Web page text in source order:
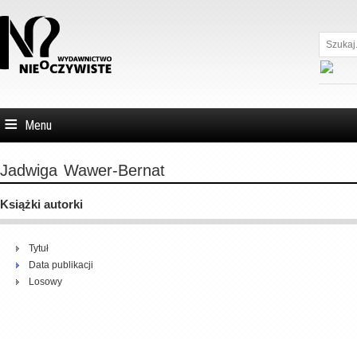
Szukaj...
Menu
Jadwiga Wawer-Bernat
Książki autorki
Tytuł
Data publikacji
Losowy